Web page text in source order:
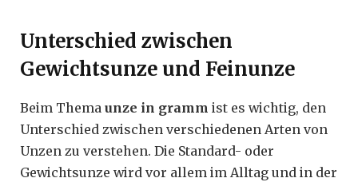
Unterschied zwischen
Gewichtsunze und Feinunze
Beim Thema unze in gramm ist es wichtig, den
Unterschied zwischen verschiedenen Arten von
Unzen zu verstehen. Die Standard- oder
Gewichtsunze wird vor allem im Alltag und in der